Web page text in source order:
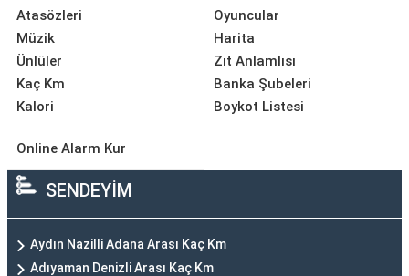
Atasözleri
Müzik
Ünlüler
Kaç Km
Kalori
Oyuncular
Harita
Zıt Anlamlısı
Banka Şubeleri
Boykot Listesi
Online Alarm Kur
SENDEYİM
Aydın Nazilli Adana Arası Kaç Km
Adıyaman Denizli Arası Kaç Km